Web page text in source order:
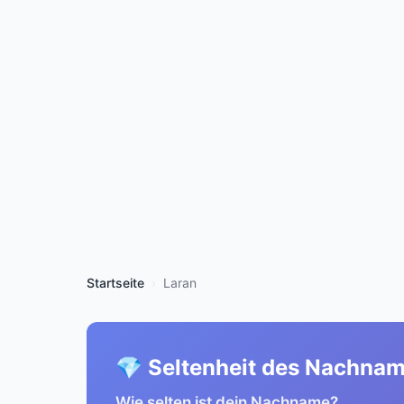
Startseite Laran
💎 Seltenheit des